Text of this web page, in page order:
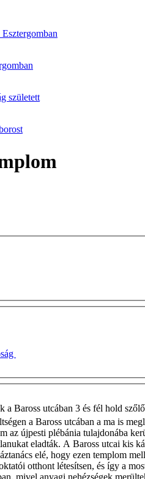
született
Baross utcában 3 és fél hold
a Baross utcában a ma is
az újpesti plébánia tulajdonába
eladták. A Baross utcai kis
elé, hogy ezen templom
otthont létesítsen, és így a
mivel anyagi nehézségek